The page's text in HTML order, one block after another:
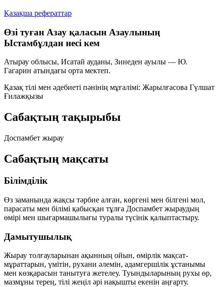
Қазақша рефераттар
Өзі туған Азау қаласын Азаулының
Ыстамбұлдан несі кем
Атырау облысы, Исатай ауданы, Зинеден ауылы — Ю.
Гагарин атындағы орта мектеп.
Қазақ тілі мен әдебиеті пәнінің мұғалімі: Жарылғасова Гүлшат
Ғилажқызы
Сабақтың тақырыбы
Доспамбет жырау
Сабақтың мақсаты
Білімділік
Өз заманында жақсы тәрбие алған, көргені мен білгені мол,
парасаты мен білімі қабысқан тұлға Доспамбет жыраудың
өмірі мен шығармашылығы туралы түсінік қалыптастыру.
Дамытушылық
Жырау толғауларынан ақынның ойын, өмірлік мақсат-
мұраттарын, үмітін, рухани әлемін, адамгершілік ұстанымы
мен көзқарасын танытуға жетелеу. Туындыларының рухы өр,
мазмұны терең, тілі жеңіл әрі нақышты екенін аңғарту.